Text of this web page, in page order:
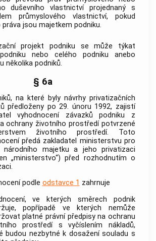
duševního vlastnictví projednaný s
průmyslového vlastnictví, pokud
jsou majetkem podniku.
projekt podniku se může týkat
nebo celého podniku anebo
několika podniků.
§ 6a
na které byly návrhy privatizačních
předloženy po 29. únoru 1992, zajistí
vyhodnocení závazků podniku z
ochrany životního prostředí potvrzené
životního prostředí. Toto
předá zakladatel ministerstvu pro
národního majetku a jeho privatizaci
„ministerstvo“) před rozhodnutím o
podle odstavce 1 zahrnuje
ve kterých směrech podnik
popřípadě ve kterých nemůže
platné právní předpisy na ochranu
prostředí s vyčíslením nákladů,
budou nezbytné k dosažení souladu s